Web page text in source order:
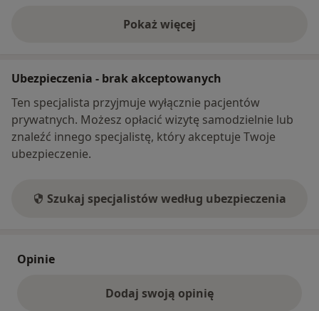
Pokaż więcej
o adresie
Ubezpieczenia - brak akceptowanych
Ten specjalista przyjmuje wyłącznie pacjentów
prywatnych. Możesz opłacić wizytę samodzielnie lub
znaleźć innego specjalistę, który akceptuje Twoje
ubezpieczenie.
Szukaj specjalistów według ubezpieczenia
Opinie
Dodaj swoją opinię